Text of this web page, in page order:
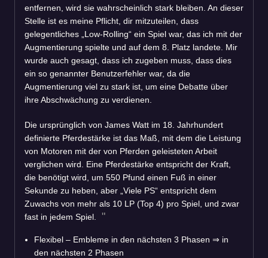
entfernen, wird sie wahrscheinlich stark bleiben. An dieser
Stelle ist es meine Pflicht, dir mitzuteilen, dass
gelegentliches „Low-Rolling“ ein Spiel war, das ich mit der
Augmentierung spielte und auf dem 8. Platz landete. Mir
wurde auch gesagt, dass ich zugeben muss, dass dies
ein so genannter Benutzerfehler war, da die
Augmentierung viel zu stark ist, um eine Debatte über
ihre Abschwächung zu verdienen.
Die ursprünglich von James Watt im 18. Jahrhundert
definierte Pferdestärke ist das Maß, mit dem die Leistung
von Motoren mit der von Pferden geleisteten Arbeit
verglichen wird. Eine Pferdestärke entspricht der Kraft,
die benötigt wird, um 550 Pfund einen Fuß in einer
Sekunde zu heben, aber „Viele PS“ entspricht dem
Zuwachs von mehr als 10 LP (Top 4) pro Spiel, und zwar
fast in jedem Spiel.
Flexibel – Embleme in den nächsten 3 Phasen ⇒ in
den nächsten 2 Phasen